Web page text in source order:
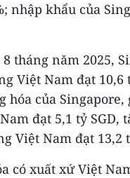
nhập khẩu của
tháng năm 2025,
Việt Nam đạt 10,6
hóa của
đạt 5,1 tỷ SGD,
Việt Nam đạt 13,2
có xuất xứ Việt